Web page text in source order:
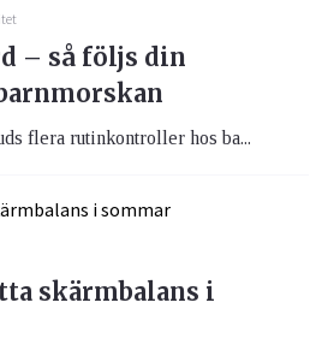
– så följs din
flera rutinkontroller hos ba...
skärmbalans i